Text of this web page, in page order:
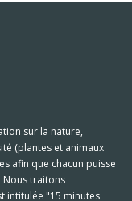
sur la nature,
(plantes et animaux
afin que chacun puisse
Nous traitons
intitulée "15 minutes